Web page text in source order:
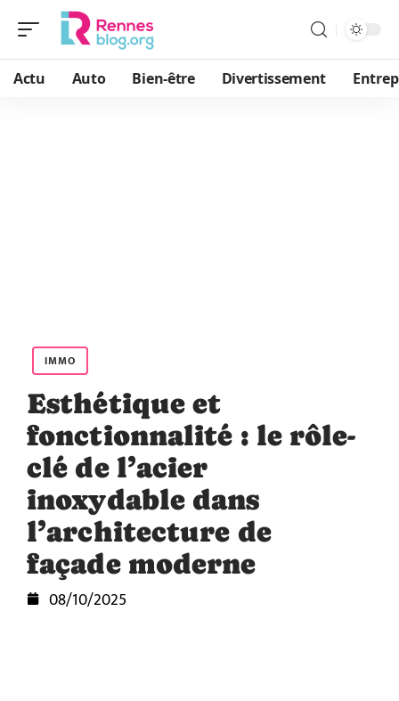
Actu Auto Bien-être Divertissement
IMMO
Esthétique et
fonctionnalité : le rôle-
clé de l’acier
inoxydable dans
l’architecture de
façade moderne
08/10/2025